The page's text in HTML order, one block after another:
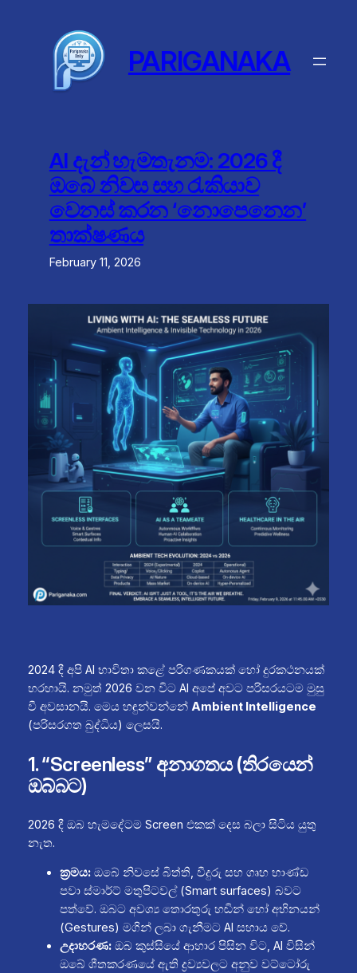
PARIGANAKA
AI දැන් හැමතැනම: 2026 දී
ඔබේ නිවස සහ රැකියාව
වෙනස් කරන ‘නොපෙනෙන’
තාක්ෂණය
February 11, 2026
2024 දී අපි AI භාවිතා කළේ පරිගණකයක් හෝ දුරකථනයක්
හරහායි. නමුත් 2026 වන විට AI අපේ අවට පරිසරයටම මුසු
වී අවසානයි. මෙය හඳුන්වන්නේ Ambient Intelligence
(පරිසරගත බුද්ධිය) ලෙසයි.
1. “Screenless” අනාගතය (තිරයෙන්
ඔබ්බට)
2026 දී ඔබ හැමදේටම Screen එකක් දෙස බලා සිටිය යුතු
නැත.
ක්‍රමය:ඔබේ නිවසේ බිත්ති, වීදුරු සහ ගෘහ භාණ්ඩ
පවා ස්මාර්ට් මතුපිටවල් (Smart surfaces) බවට
පත්වේ. ඔබට අවශ්‍ය තොරතුරු හඬින් හෝ අභිනයන්
(Gestures) මගින් ලබා ගැනීමට AI සහාය වේ.
උදාහරණ:ඔබ කුස්සියේ ආහාර පිසින විට, AI විසින්
ඔබේ ශීතකරණයේ ඇති ද්‍රව්‍යවලට අනුව වට්ටෝරු